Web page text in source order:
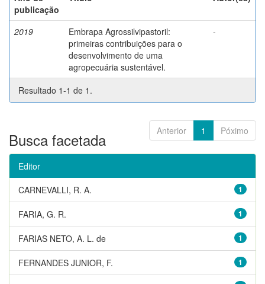
publicação
2019
Embrapa Agrossilvipastoril:
primeiras contribuições para o
desenvolvimento de uma
agropecuária sustentável.
-
Resultado 1-1 de 1.
Anterior 1 Póximo
Busca facetada
Editor
1
CARNEVALLI, R. A.
1
FARIA, G. R.
1
FARIAS NETO, A. L. de
1
FERNANDES JUNIOR, F.